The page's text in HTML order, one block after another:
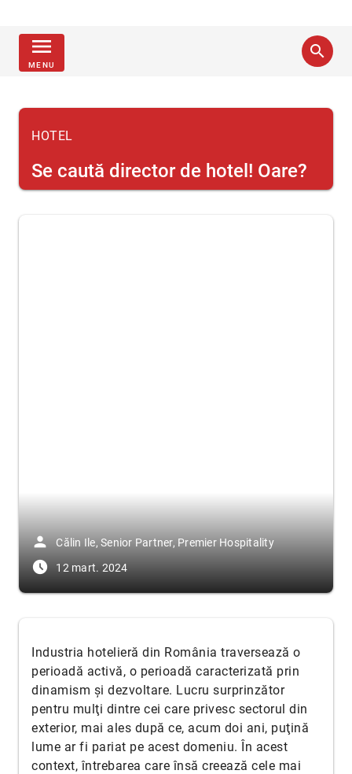
menu
MENU
search
HOTEL
Se caută director de hotel! Oare?
person Călin Ile, Senior Partner, Premier Hospitality
access_time_filled 12 mart. 2024
Industria hotelieră din România traversează o
perioadă activă, o perioadă caracterizată prin
dinamism şi dezvoltare. Lucru surprinzător
pentru mulţi dintre cei care privesc sectorul din
exterior, mai ales după ce, acum doi ani, puţină
lume ar fi pariat pe acest domeniu. În acest
context, întrebarea care însă creează cele mai